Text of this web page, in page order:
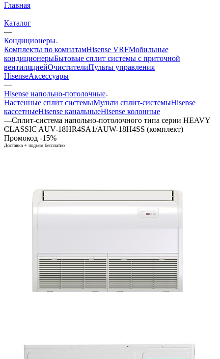
Главная
—
Каталог
—
Кондиционеры
Комплекты по комнатамHisense VRFМобильные
кондиционерыБытовые сплит системы с приточной
вентиляциейОчистителиПульты управления
HisenseАксессуары
—
Hisense напольно-потолочные
Настенные сплит системыМульти сплит-системыHisense
кассетныеHisense канальныеHisense колонные
—Сплит-система напольно-потолочного типа серии HEAVY
CLASSIC AUV-18HR4SA1/AUW-18H4SS (комплект)
Промокод -15%
Доставка + подъем бесплатно